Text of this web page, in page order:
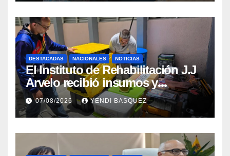
DESTACADAS NACIONALES NOTICIAS
El Instituto de Rehabilitación J.J
Arvelo recibió insumos y
herramientas para la atención de
personas con discapacidad
07/08/2026 YENDI BASQUEZ